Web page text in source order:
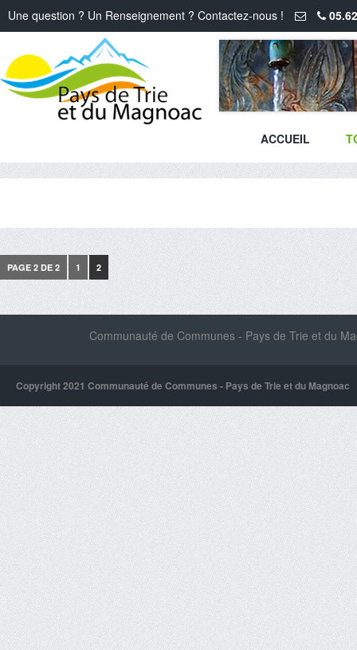
Une question ? Un Renseignement ? Contactez-nous !
ACCUEIL
PAGE 2 DE 2 1 2
Communauté de Communes - Pays de Trie et du
Copyright 2021 Communauté de Communes - Pays de Trie et du Magnoac